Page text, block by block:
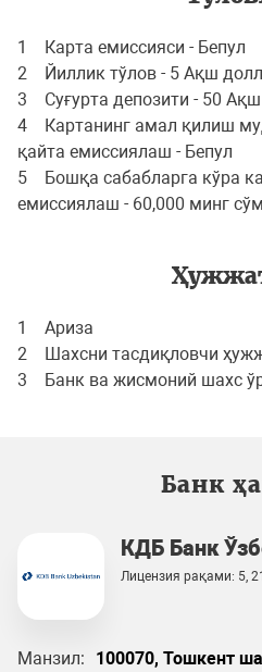
1 Карта емиссияси - Бепул
2 Йиллик тўлов - 5 Ақш
3 Суғурта депозити - 50
4 Картанинг амал қилиш
қайта емиссиялаш - Бепул
5 Бошқа сабабларга кўра
емиссиялаш - 60,000 минг сўм
1 Ариза
2 Шахсни тасдиқловчи
3 Банк ва жисмоний шахс
Банк
КДБ Банк
Лицензия рақами: 5,
Манзил:
100070, Тошкент